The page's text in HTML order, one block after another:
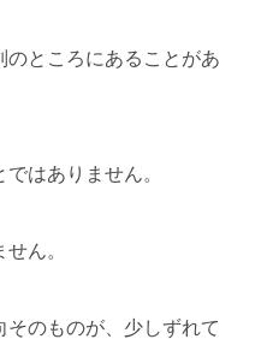
のところにあることがあ
はありません。
ん。
のものが、少しずれて